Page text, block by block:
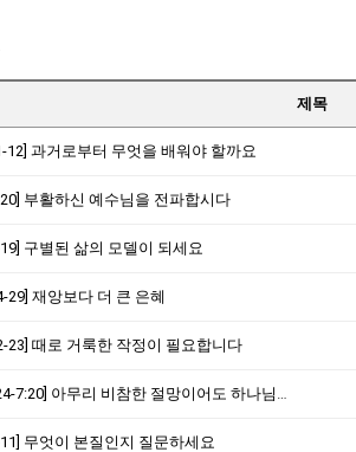
제목
12] 과거로부터 무엇을 배워야 할까요
20] 부활하신 예수님을 전파합시다
19] 구별된 삶의 모델이 되세요
29] 재앙보다 더 큰 은혜
23] 때로 거룩한 작정이 필요합니다
[왕하 6:24-7:20] 아무리 비참한 절망이어도 하나님이 풀어주십니다
11] 무엇이 본질인지 질문하세요